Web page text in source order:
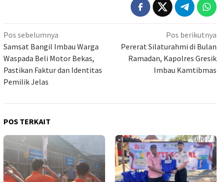
Navigasi
pos
Pos sebelumnya
Samsat Bangil Imbau Warga
Waspada Beli Motor Bekas,
Pastikan Faktur dan Identitas
Pemilik Jelas
Pos berikutnya
Pererat Silaturahmi di Bulan
Ramadan, Kapolres Gresik
Imbau Kamtibmas
POS TERKAIT